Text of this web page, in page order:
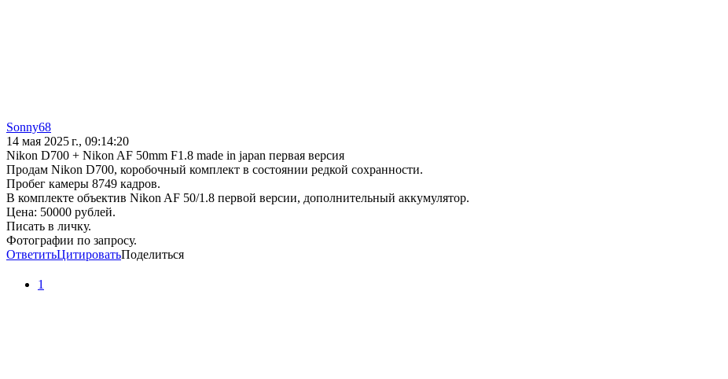
Sonny68
14 мая 2025 г., 09:14:20
Nikon D700 + Nikon AF 50mm F1.8 made in japan первая версия
Продам Nikon D700, коробочный комплект в состоянии редкой сохранности.
Пробег камеры 8749 кадров.
В комплекте объектив Nikon AF 50/1.8 первой версии, дополнительный аккумулятор.
Цена: 50000 рублей.
Писать в личку.
Фотографии по запросу.
ОтветитьЦитироватьПоделиться
1